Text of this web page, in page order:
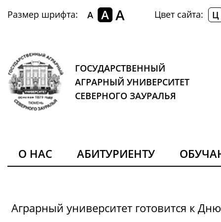
Размер шрифта: A A A Цвет сайта: Ц
ГОСУДАРСТВЕННЫЙ
АГРАРНЫЙ УНИВЕРСИТЕТ
СЕВЕРНОГО ЗАУРАЛЬЯ
О НАС АБИТУРИЕНТУ
Аграрный университет готовится к